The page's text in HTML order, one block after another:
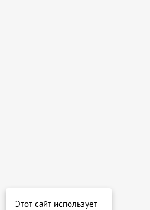
Этот сайт использует